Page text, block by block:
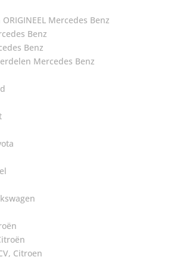
Mercedes Benz
Benz
Benz
Mercedes Benz
Citroen